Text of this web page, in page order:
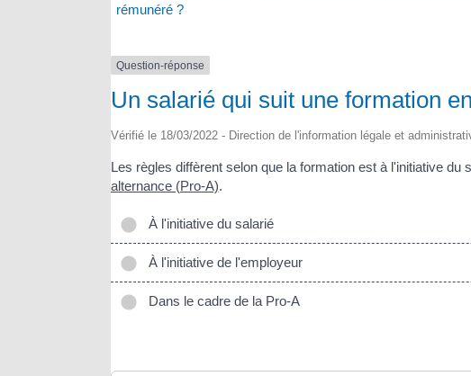
rémunéré ?
Question-réponse
Un salarié qui suit une formation
Vérifié le 18/03/2022 - Direction de l'information légale et
Les règles diffèrent selon que la formation est à l'initiative
alternance (Pro-A).
À l'initiative du salarié
À l'initiative de l'employeur
Dans le cadre de la Pro-A